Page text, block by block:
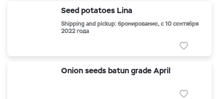
Seed potatoes Lina
Shipping and pickup: бронирование, с 10 сентября
2022 года
Onion seeds batun grade April